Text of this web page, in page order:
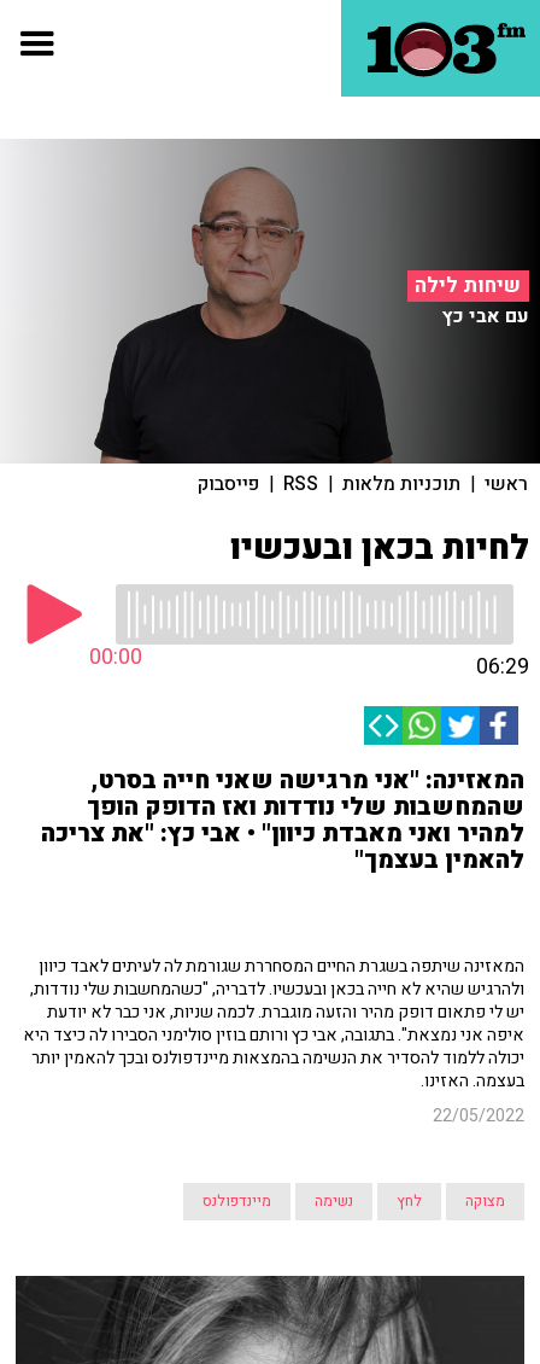
שיחות לילה
עם אבי כץ
ראשי | תוכניות מלאות |
RSS
| פייסבוק
לחיות בכאן ובעכשיו
00:00 06:29
המאזינה: "אני מרגישה שאני חייה בסרט,
שהמחשבות שלי נודדות ואז הדופק הופך
למהיר ואני מאבדת כיוון" • אבי כץ: "את צריכה
להאמין בעצמך"
המאזינה שיתפה בשגרת החיים המסחררת שגורמת לה לעיתים לאבד כיוון
ולהרגיש שהיא לא חייה בכאן ובעכשיו. לדבריה, "כשהמחשבות שלי נודדות,
יש לי פתאום דופק מהיר והזעה מוגברת. לכמה שניות, אני כבר לא יודעת
איפה אני נמצאת". בתגובה, אבי כץ ורותם בוזין סולימני הסבירו לה כיצד היא
יכולה ללמוד להסדיר את הנשימה בהמצאות מיינדפולנס ובכך להאמין יותר
בעצמה. האזינו.
22/05/2022
מצוקה לחץ נשימה מיינדפולנס